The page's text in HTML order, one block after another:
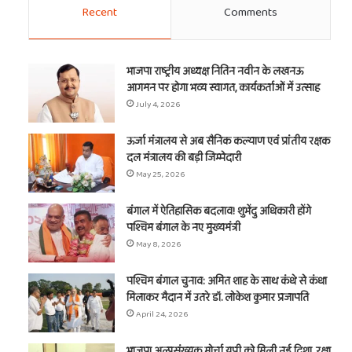
Recent Comments
भाजपा राष्ट्रीय अध्यक्ष नितिन नवीन के लखनऊ
आगमन पर होगा भव्य स्वागत, कार्यकर्ताओं में उत्साह
July 4, 2026
ऊर्जा मंत्रालय से अब सैनिक कल्याण एवं प्रांतीय रक्षक
दल मंत्रालय की बड़ी जिम्मेदारी
May 25, 2026
बंगाल में ऐतिहासिक बदलाव! शुभेंदु अधिकारी होंगे
पश्चिम बंगाल के नए मुख्यमंत्री
May 8, 2026
पश्चिम बंगाल चुनाव: अमित शाह के साथ कंधे से कंधा
मिलाकर मैदान में उतरे डॉ. लोकेश कुमार प्रजापति
April 24, 2026